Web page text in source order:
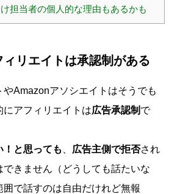
担当者の個人的な理由もあるかも
リエイトは承認制がある
Amazonアソシエイトはそうでも
にアフィリエイトは広告承認制 で
！と思っても 広告主側で拒否され
できません（どうしても話たいな
囲で話すのは自由だけれど無報